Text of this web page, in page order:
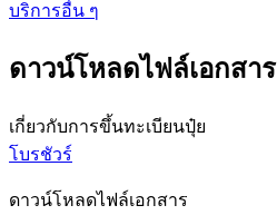
บริการอื่น ๆ
ดาวน์โหลดไฟล์เอกสาร
เกี่ยวกับการขึ้นทะเบียนปุ๋ย
โบรชัวร์
ดาวน์โหลดไฟล์เอกสาร